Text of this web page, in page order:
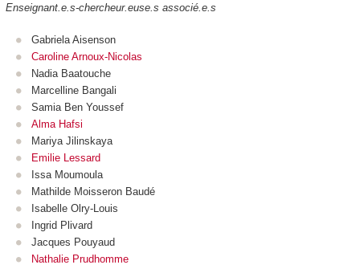
Enseignant.e.s-chercheur.euse.s associé.e.s
Gabriela Aisenson
Caroline Arnoux-Nicolas
Nadia Baatouche
Marcelline Bangali
Samia Ben Youssef
Alma Hafsi
Mariya Jilinskaya
Emilie Lessard
Issa Moumoula
Mathilde Moisseron Baudé
Isabelle Olry-Louis
Ingrid Plivard
Jacques Pouyaud
Nathalie Prudhomme